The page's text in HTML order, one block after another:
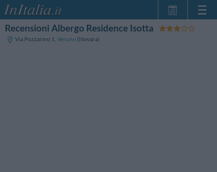
Home Page
Recensioni Albergo Residence Isotta
Via Pozzarino 1, Veruno (Novara)